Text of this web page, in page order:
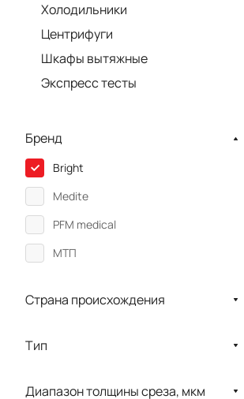
Холодильники
Центрифуги
Шкафы вытяжные
Экспресс тесты
Бренд
Bright
Medite
PFM medical
МТП
Страна происхождения
Тип
Диапазон толщины среза, мкм